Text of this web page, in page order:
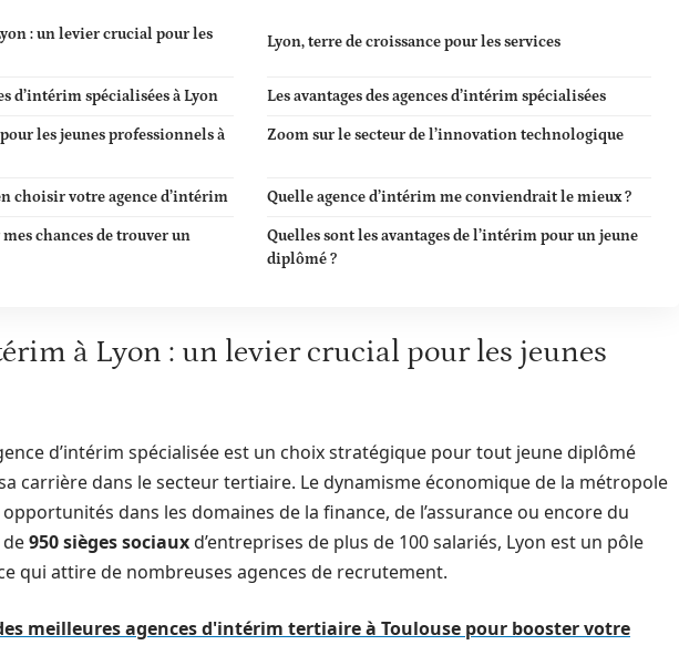
: un levier crucial pour les
Lyon, terre de croissance pour les services
d’intérim spécialisées à Lyon Les avantages des agences d’intérim spécialisées
les jeunes professionnels à
Zoom sur le secteur de l’innovation technologique
choisir votre agence d’intérim Quelle agence d’intérim me conviendrait le mieux ?
chances de trouver un
Quelles sont les avantages de l’intérim pour un jeune
diplômé ?
à Lyon : un levier crucial pour les jeunes
d’intérim spécialisée est un choix stratégique pour tout jeune diplômé
carrière dans le secteur tertiaire. Le dynamisme économique de la métropole
dans les domaines de la finance, de l’assurance ou encore du
950 sièges sociauxd’entreprises de plus de 100 salariés, Lyon est un pôle
qui attire de nombreuses agences de recrutement.
meilleures agences d'intérim tertiaire à Toulouse pour booster votre